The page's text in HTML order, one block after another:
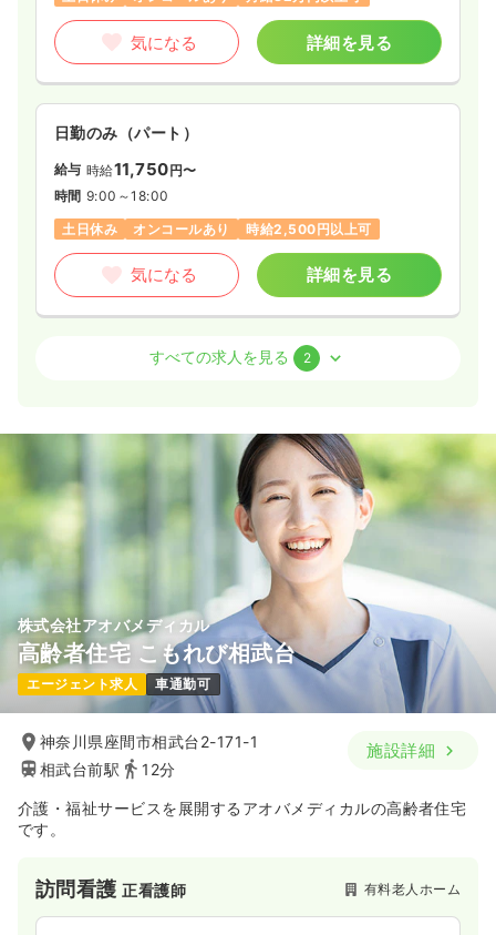
気になる 詳細を見る
日勤のみ（パート）
給与 時給11,750円〜
時間 9:00～18:00
土日休み
オンコールあり 時給2,500円以上可
気になる 詳細を見る
正看護師 / 管理職
賞与3ヶ月
時間
土日休み
オンコールあり 月給32万円以上可
詳細を見る
日勤のみ（パート）
給与 時給11,750円〜
時間 9:00～18:00
土日休み
オンコールあり 時給2,500円以上可
詳細を見る
すべての求人を見る 2
株式会社アオバメディカル
高齢者住宅 こもれび相武台
エージェント求人 車通勤可
神奈川県座間市相武台2-171-1
相武台前駅
12分
施設詳細
介護・福祉サービスを展開するアオバメディカルの高齢者住宅
です。
訪問看護正看護師 有料老人ホーム